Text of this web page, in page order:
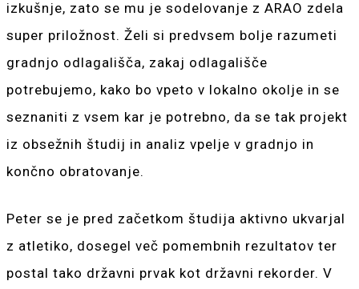
izkušnje, zato se mu je sodelovanje z ARAO zdela
super priložnost. Želi si predvsem bolje razumeti
gradnjo odlagališča, zakaj odlagališče
potrebujemo, kako bo vpeto v lokalno okolje in se
seznaniti z vsem kar je potrebno, da se tak projekt
iz obsežnih študij in analiz vpelje v gradnjo in
končno obratovanje.
Peter se je pred začetkom študija aktivno ukvarjal
z atletiko, dosegel več pomembnih rezultatov ter
postal tako državni prvak kot državni rekorder. V